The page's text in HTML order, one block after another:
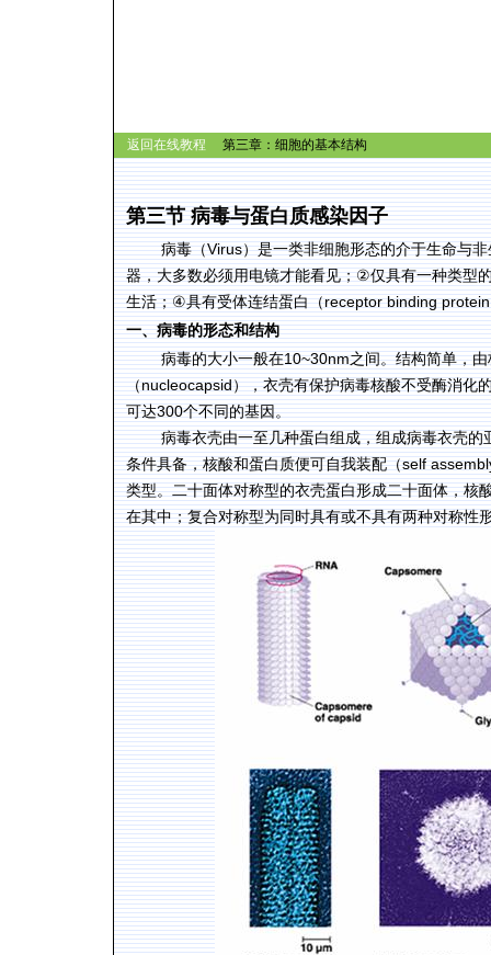
返回在线教程 第三章： 细胞的基本结构
第三节 病毒与蛋白质感染因子
病毒（Virus）是一类非细胞形态的介于生命与
器，大多数必须用电镜才能看见；②仅具有一种类型
生活；④具有受体连结蛋白（receptor binding protein
一、病毒的形态和结构
病毒的大小一般在10~30nm之间。结构简单，
（nucleocapsid），衣壳有保护病毒核酸不受酶消化
可达300个不同的基因。
病毒衣壳由一至几种蛋白组成，组成病毒衣壳的
条件具备，核酸和蛋白质便可自我装配（self
类型。二十面体对称型的衣壳蛋白形成二十面体，核
在其中；复合对称型为同时具有或不具有两种对称性